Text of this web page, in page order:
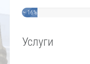
~ 16%
Услуги